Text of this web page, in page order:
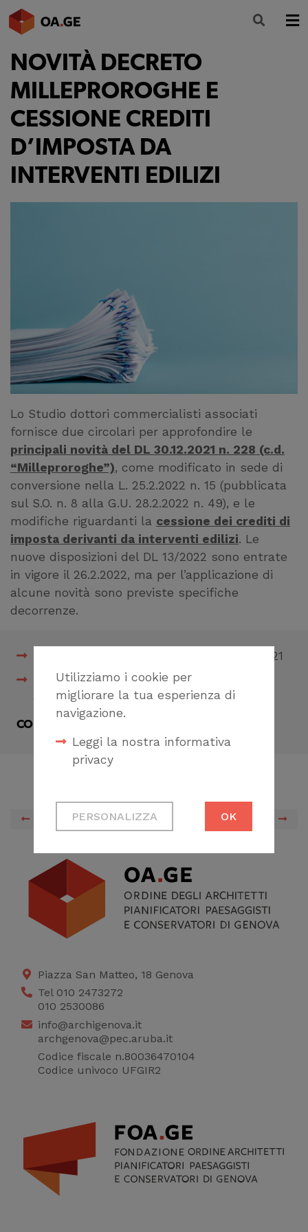
Utilizziamo i cookie per
migliorare la tua esperienza di
navigazione.
Leggi la nostra informativa
privacy
Cookie tecnici
Necessari per
sito
Cookie di profilazione
Ci permettono di
migliorare il servizio
PERSONALIZZA OK
L’ORDINE
AMMINISTRAZIONE TRASPARENTE
ALBO
SEGRETERIA
SERVIZI
NOVITÀ DECRETO
MILLEPROROGHE E
CESSIONE CREDITI
D’IMPOSTA DA
INTERVENTI EDILIZI
Lo Studio dottori commercialisti associati
fornisce due circolari per approfondire le
principali novità del DL 30.12.2021 n. 228 (c.d.
“Milleproroghe”), come modificato in sede di
conversione nella L. 25.2.2022 n. 15 (pubblicata
sul S.O. n. 8 alla G.U. 28.2.2022 n. 49), e le
modifiche riguardanti la cessione dei crediti di
imposta derivanti da interventi edilizi. Le
nuove disposizioni del DL 13/2022 sono entrate
in vigore il 26.2.2022, ma per l’applicazione di
alcune novità sono previste specifiche
decorrenze.
Novità Decreto Milleproroghe DL 30.12.2021
Novità cessione dei crediti da interventi
edilizi
CONDIVIDI
PREVIOUS
Piazza San Matteo, 18 Genova
Tel 010 2473272
010 2530086
info@archigenova.it
archgenova@pec.aruba.it
Codice fiscale n.80036470104
Codice univoco UFGIR2